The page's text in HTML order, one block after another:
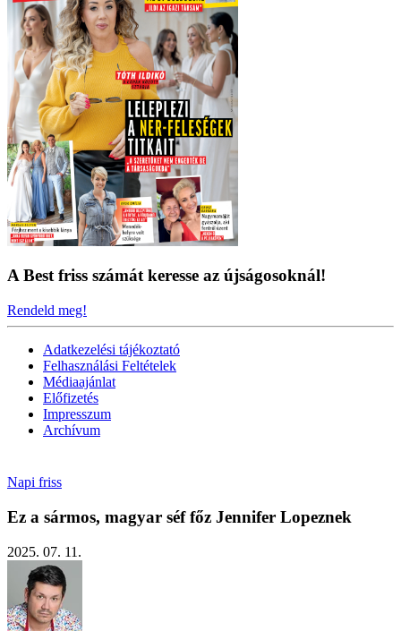
A Best friss számát keresse az újságosoknál!
Rendeld meg!
Adatkezelési tájékoztató
Felhasználási Feltételek
Médiaajánlat
Előfizetés
Impresszum
Archívum
Napi friss
Ez a sármos, magyar séf főz Jennifer Lopeznek
2025. 07. 11.